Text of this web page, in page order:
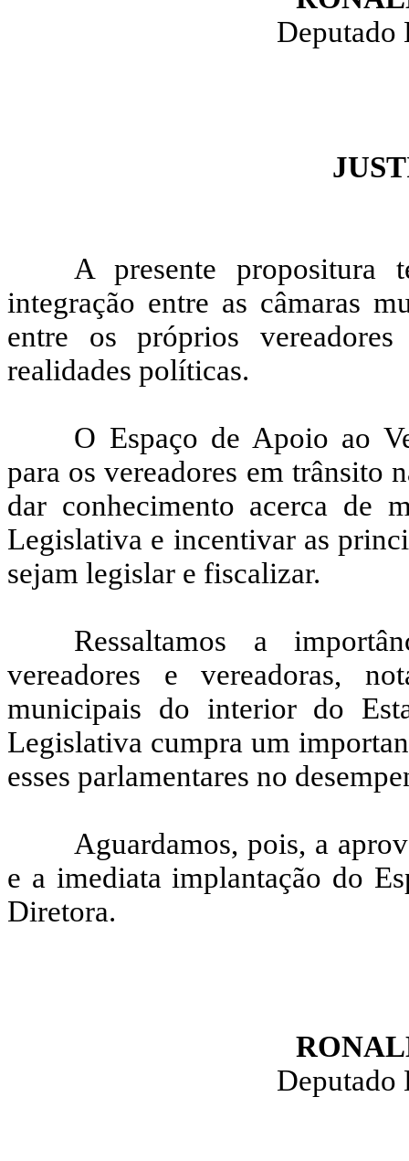
Deputado
A presente
integração entre as câmaras
entre os próprios
realidades políticas.
O Espaço de Apoio ao
para os vereadores em trânsito
dar conhecimento acerca de
Legislativa e incentivar as
sejam legislar e fiscalizar.
Ressaltamos a
vereadores e vereadoras,
municipais do interior do
Legislativa cumpra um
esses parlamentares no
Aguardamos, pois, a
e a imediata implantação do
Diretora.
Deputado